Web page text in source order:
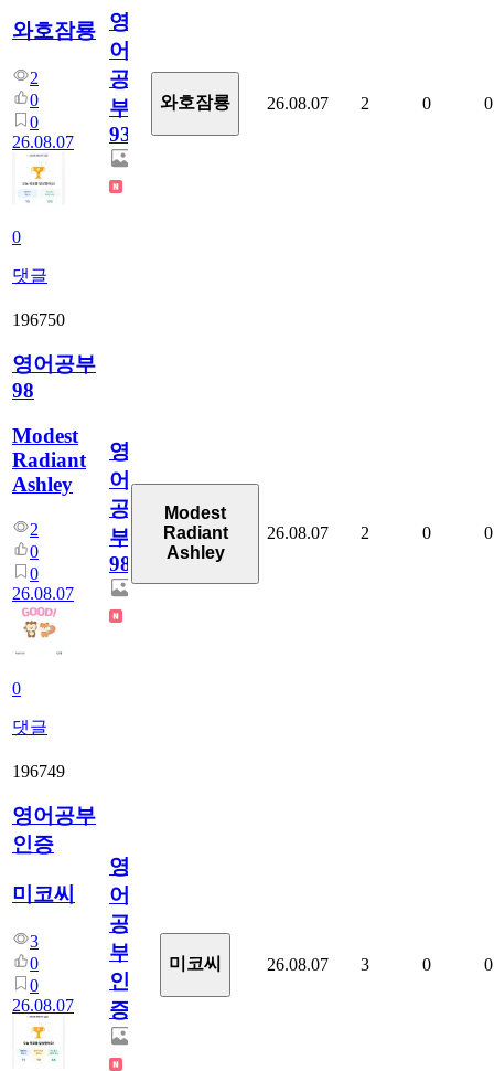
와호잠룡
2
0
0
26.08.07
0
댓글
영
어
공
부
930
와호잠룡 26.08.07 2 0 0
196750
영어공부
98
Modest
Radiant
Ashley
2
0
0
26.08.07
0
댓글
영
어
공
부
98
Modest
Radiant
Ashley
26.08.07 2 0 0
196749
영어공부
인증
미코씨
3
0
0
26.08.07
영
어
공
부
인
증
미코씨 26.08.07 3 0 0